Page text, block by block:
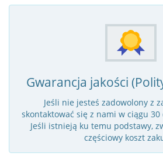
Gwarancja jakości
Jeśli nie jesteś zadowolony z
skontaktować się z nami w ciągu
Jeśli istnieją ku temu podstawy,
częściowy koszt